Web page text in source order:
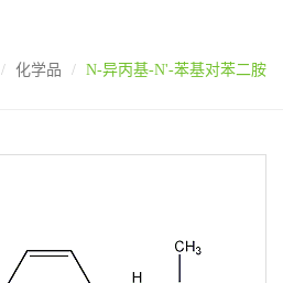
化学品 N-异丙基-N'-苯基对苯二胺